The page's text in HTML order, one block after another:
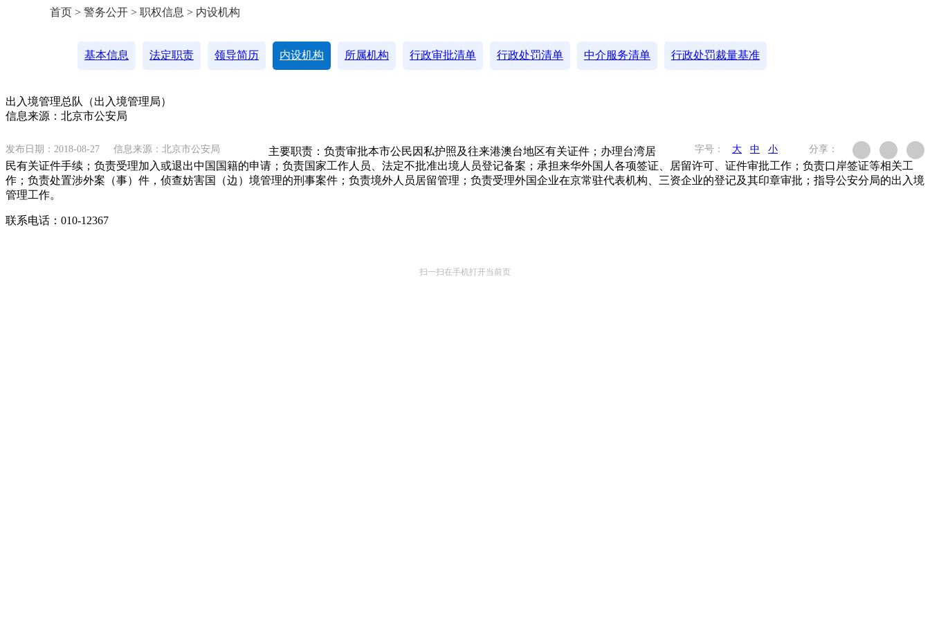
首页 > 警务公开 > 职权信息 > 内设机构
基本信息 法定职责 领导简历 内设机构 所属机构 行政审批清单 行政处罚清单 中介服务清单 行政处罚裁量基准
出入境管理总队（出入境管理局）
信息来源：北京市公安局
发布日期：2018-08-27 信息来源：北京市公安局 字号： 大 中 小 分享：
主要职责：负责审批本市公民因私护照及往来港澳台地区有关证件；办理台湾居
民有关证件手续；负责受理加入或退出中国国籍的申请；负责国家工作人员、法定不批准出境人员登记备案；承担来华外国人各项签证、居留许可、证件审批工作；负责口岸签证等相关工
作；负责处置涉外案（事）件，侦查妨害国（边）境管理的刑事案件；负责境外人员居留管理；负责受理外国企业在京常驻代表机构、三资企业的登记及其印章审批；指导公安分局的出入境
管理工作。
联系电话：010-12367
扫一扫在手机打开当前页